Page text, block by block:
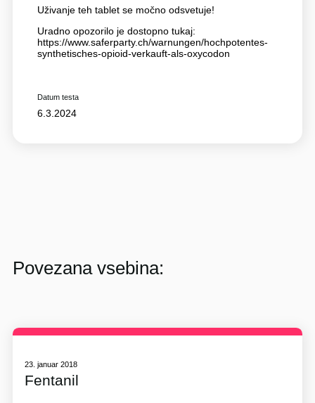
Uživanje teh tablet se močno odsvetuje!
Uradno opozorilo je dostopno tukaj:
https://www.saferparty.ch/warnungen/hochpotentes-
synthetisches-opioid-verkauft-als-oxycodon
Datum testa
6.3.2024
Povezana vsebina:
23. januar 2018
Fentanil